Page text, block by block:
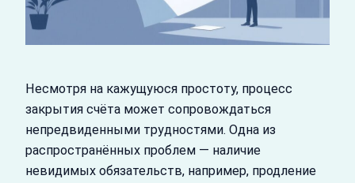
Несмотря на кажущуюся простоту, процесс
закрытия счёта может сопровождаться
непредвиденными трудностями. Одна из
распространённых проблем — наличие
невидимых обязательств, например, продление